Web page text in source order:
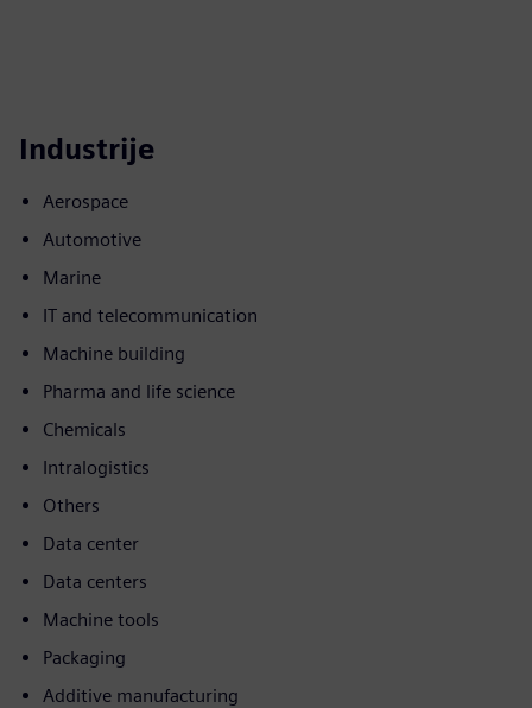
Industrije
Aerospace
Automotive
Marine
IT and telecommunication
Machine building
Pharma and life science
Chemicals
Intralogistics
Others
Data center
Data centers
Machine tools
Packaging
Additive manufacturing